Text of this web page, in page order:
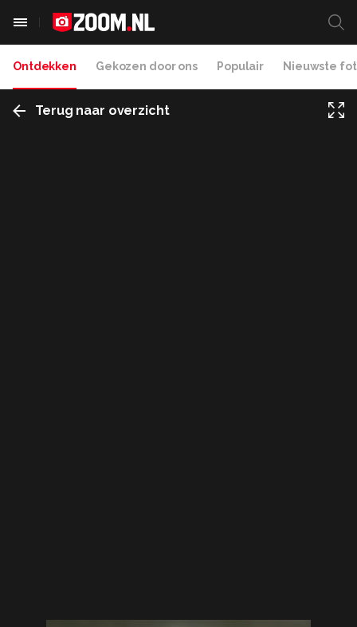
Ontdekken Gekozen door ons Populair Nieuwste
Terug naar overzicht